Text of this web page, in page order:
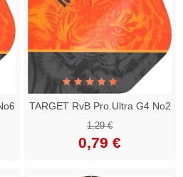
TARGET RvB Pro.Ultra G4 No2
1,29 €
0,79 €